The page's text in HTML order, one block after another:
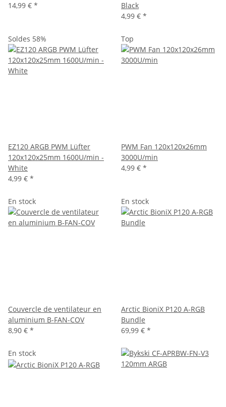
14,99 € *
Black
4,99 € *
Soldes 58%
EZ120 ARGB PWM Lüfter
120x120x25mm 1600U/min -
White
4,99 € *
Top
PWM Fan 120x120x26mm
3000U/min
4,99 € *
En stock
Couvercle de ventilateur en
aluminium B-FAN-COV
8,90 € *
En stock
Arctic BioniX P120 A-RGB
Bundle
69,99 € *
En stock